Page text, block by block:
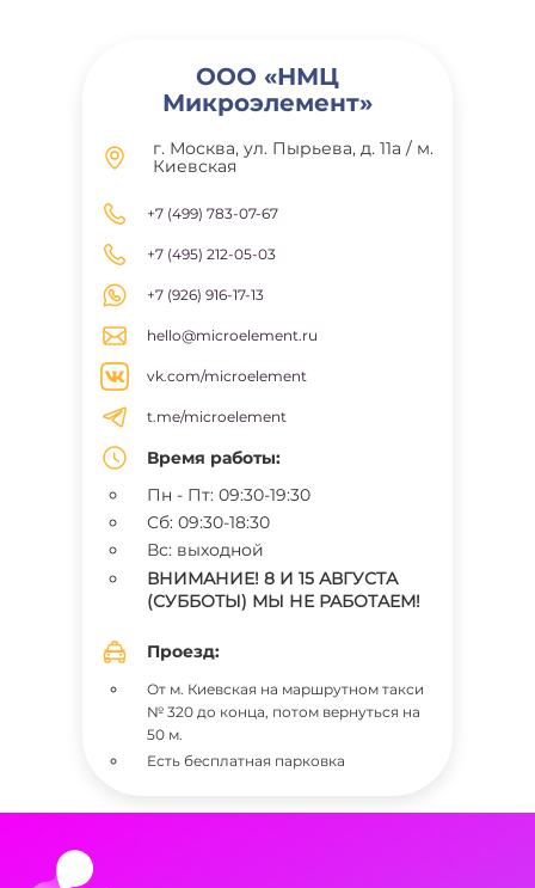
ООО «НМЦ
Микроэлемент»
г. Москва, ул. Пырьева, д. 11а / м.
Киевская
+7 (499) 783-07-67
+7 (495) 212-05-03
+7 (926) 916-17-13
hello@microelement.ru
vk.com/microelement
t.me/microelement
Время работы:
Пн - Пт: 09:30-19:30
Сб: 09:30-18:30
Вс: выходной
ВНИМАНИЕ! 8 И 15 АВГУСТА
(СУББОТЫ) МЫ НЕ РАБОТАЕМ!
Проезд:
От м. Киевская на маршрутном такси
№ 320 до конца, потом вернуться на
50 м.
Есть бесплатная парковка